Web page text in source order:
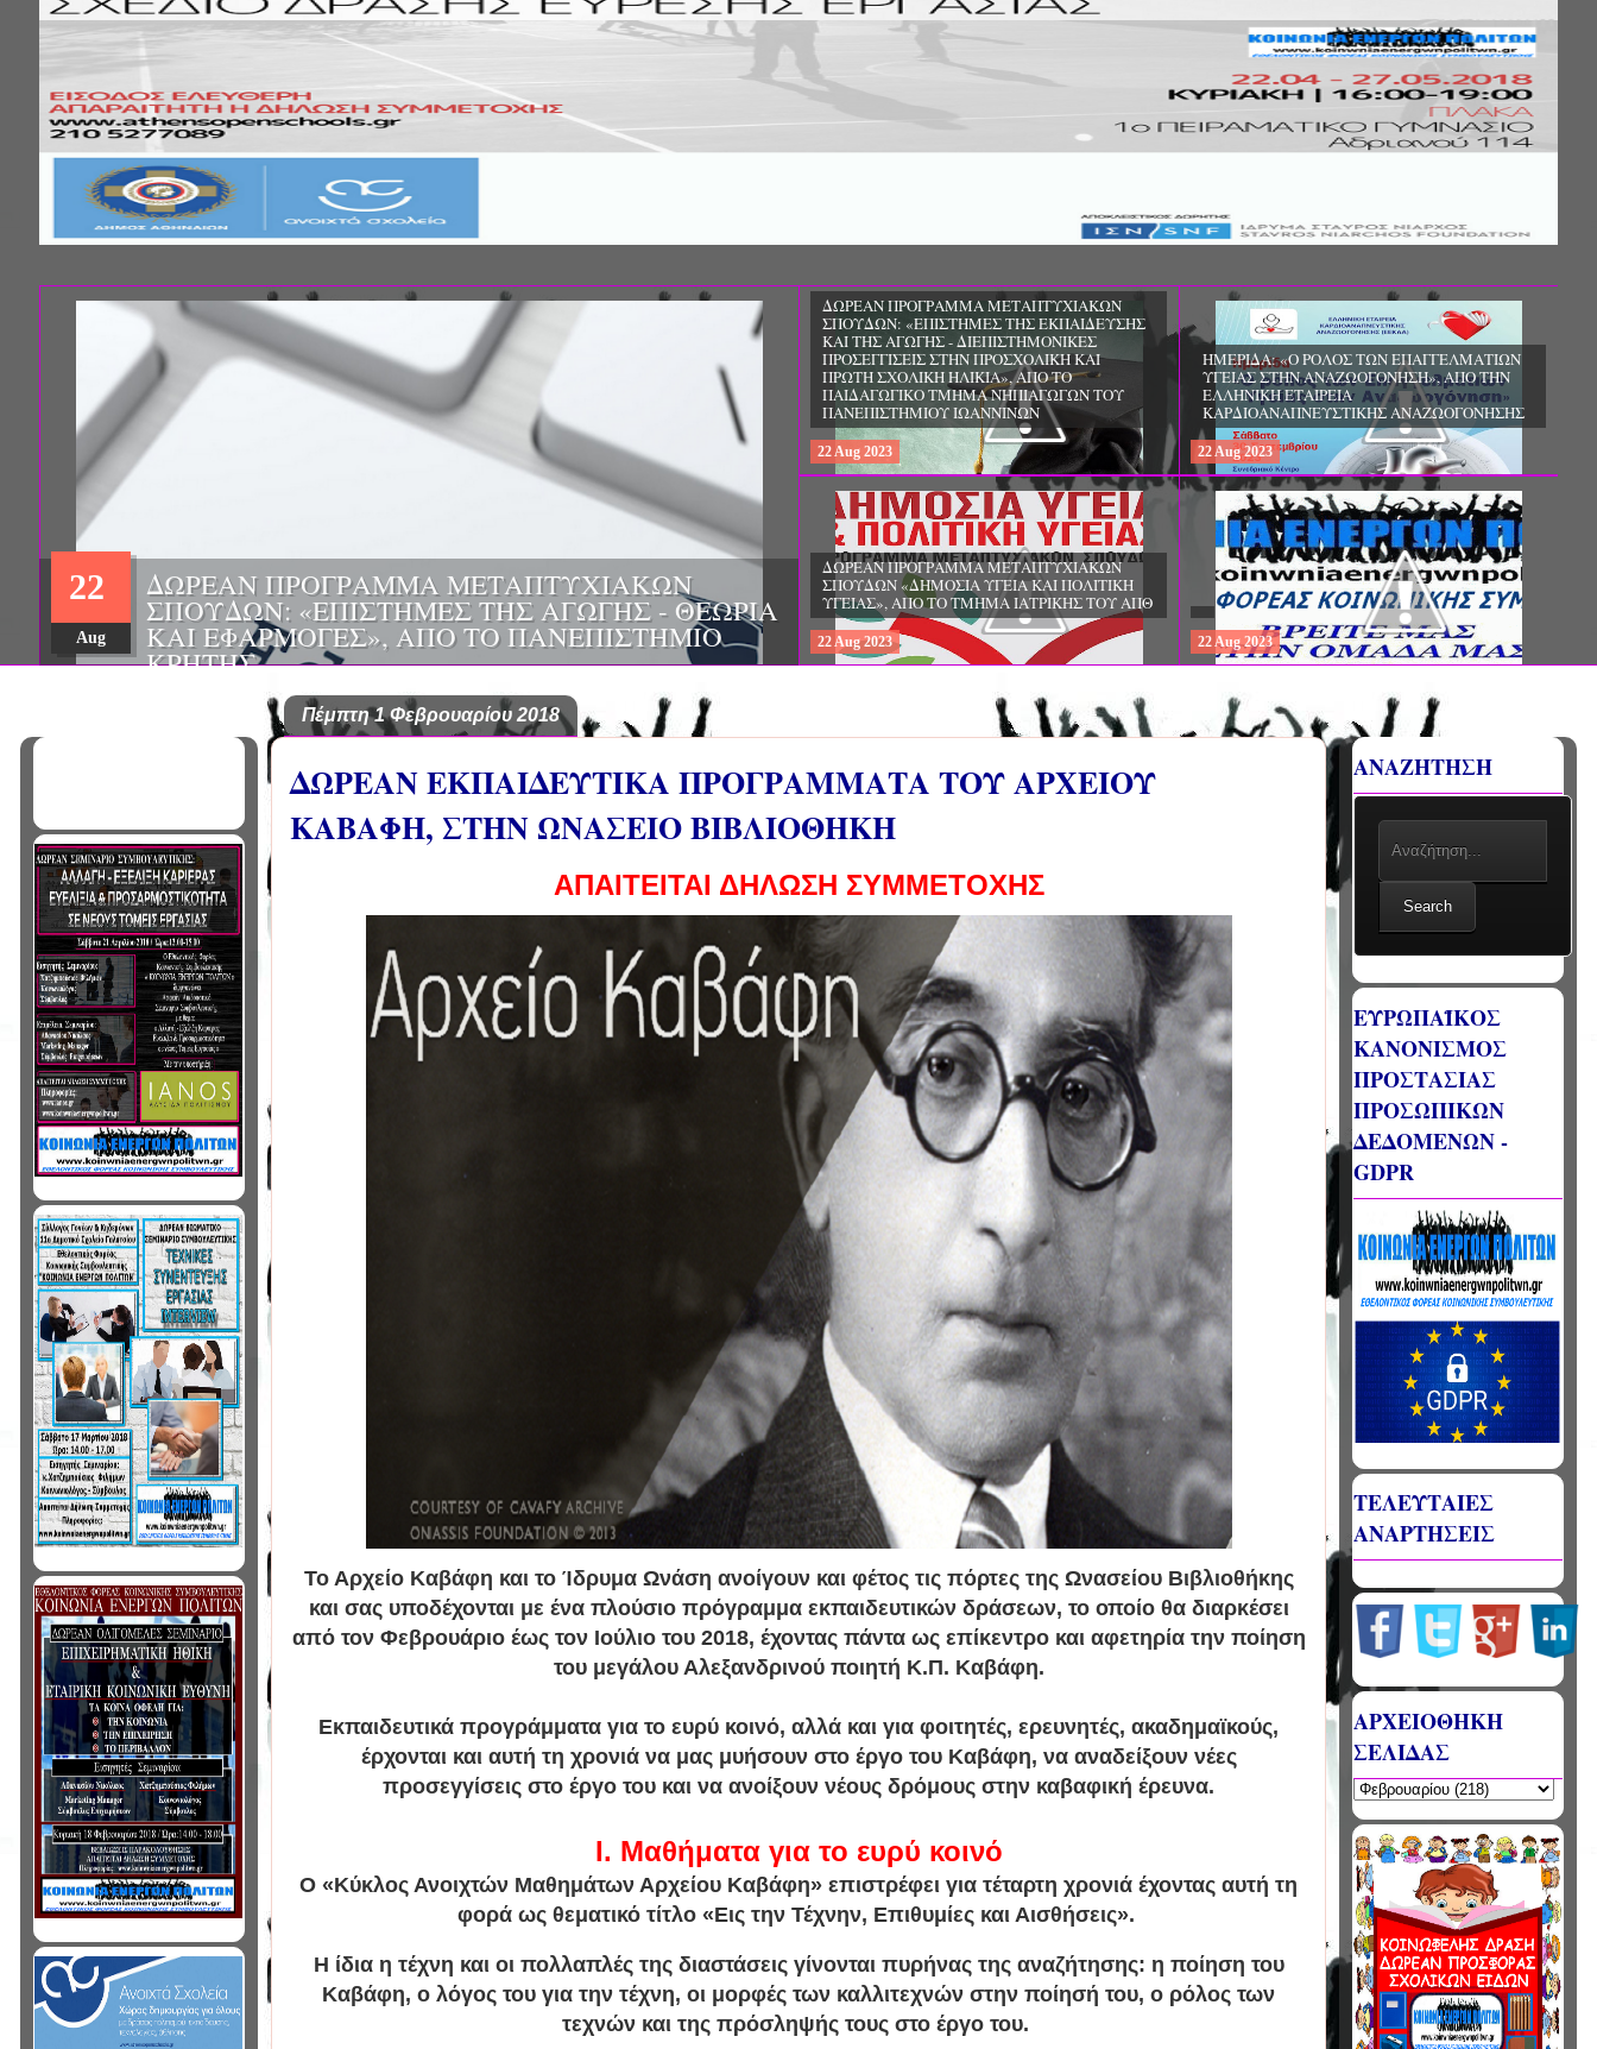
ΔΩΡΕΑΝ ΠΡΟΓΡΑΜΜΑ ΜΕΤΑΠΤΥΧΙΑΚΩΝ
ΣΠΟΥΔΩΝ: «ΕΠΙΣΤΗΜΕΣ ΤΗΣ ΑΓΩΓΗΣ - ΘΕΩΡΙΑ
ΚΑΙ ΕΦΑΡΜΟΓΕΣ», ΑΠΟ ΤΟ ΠΑΝΕΠΙΣΤΗΜΙΟ
ΚΡΗΤΗΣ
22
Aug
ΔΩΡΕΑΝ ΠΡΟΓΡΑΜΜΑ ΜΕΤΑΠΤΥΧΙΑΚΩΝ
ΣΠΟΥΔΩΝ: «ΕΠΙΣΤΗΜΕΣ ΤΗΣ ΕΚΠΑΙΔΕΥΣΗΣ
ΚΑΙ ΤΗΣ ΑΓΩΓΗΣ - ΔΙΕΠΙΣΤΗΜΟΝΙΚΕΣ
ΠΡΟΣΕΓΓΙΣΕΙΣ ΣΤΗΝ ΠΡΟΣΧΟΛΙΚΗ ΚΑΙ
ΠΡΩΤΗ ΣΧΟΛΙΚΗ ΗΛΙΚΙΑ», ΑΠΟ ΤΟ
ΠΑΙΔΑΓΩΓΙΚΟ ΤΜΗΜΑ ΝΗΠΙΑΓΩΓΩΝ ΤΟΥ
ΠΑΝΕΠΙΣΤΗΜΙΟΥ ΙΩΑΝΝΙΝΩΝ
22Aug 2023
ΗΜΕΡΙΔΑ: «Ο ΡΟΛΟΣ ΤΩΝ ΕΠΑΓΓΕΛΜΑΤΙΩΝ
ΥΓΕΙΑΣ ΣΤΗΝ ΑΝΑΖΩΟΓΟΝΗΣΗ», ΑΠΟ ΤΗΝ
ΕΛΛΗΝΙΚΗ ΕΤΑΙΡΕΙΑ
ΚΑΡΔΙΟΑΝΑΠΝΕΥΣΤΙΚΗΣ ΑΝΑΖΩΟΓΟΝΗΣΗΣ
22Aug 2023
ΔΩΡΕΑΝ ΠΡΟΓΡΑΜΜΑ ΜΕΤΑΠΤΥΧΙΑΚΩΝ
ΣΠΟΥΔΩΝ «ΔΗΜΟΣΙΑ ΥΓΕΙΑ ΚΑΙ ΠΟΛΙΤΙΚΗ
ΥΓΕΙΑΣ», ΑΠΟ ΤΟ ΤΜΗΜΑ ΙΑΤΡΙΚΗΣ ΤΟΥ ΑΠΘ
22Aug 2023 22Aug 2023
Πέμπτη 1 Φεβρουαρίου 2018
ΔΩΡΕΑΝ ΕΚΠΑΙΔΕΥΤΙΚΑ ΠΡΟΓΡΑΜΜΑΤΑ ΤΟΥ ΑΡΧΕΙΟΥ
ΚΑΒΑΦΗ, ΣΤΗΝ ΩΝΑΣΕΙΟ ΒΙΒΛΙΟΘΗΚΗ
ΑΠΑΙΤΕΙΤΑΙ ΔΗΛΩΣΗ ΣΥΜΜΕΤΟΧΗΣ
Το Αρχείο Καβάφη και το Ίδρυμα Ωνάση ανοίγουν και φέτος τις πόρτες της Ωνασείου Βιβλιοθήκης
και σας υποδέχονται με ένα πλούσιο πρόγραμμα εκπαιδευτικών δράσεων, το οποίο θα διαρκέσει
από τον Φεβρουάριο έως τον Ιούλιο του 2018, έχοντας πάντα ως επίκεντρο και αφετηρία την ποίηση
του μεγάλου Αλεξανδρινού ποιητή Κ.Π. Καβάφη.
Εκπαιδευτικά προγράμματα για το ευρύ κοινό, αλλά και για φοιτητές, ερευνητές, ακαδημαϊκούς,
έρχονται και αυτή τη χρονιά να μας μυήσουν στο έργο του Καβάφη, να αναδείξουν νέες
προσεγγίσεις στο έργο του και να ανοίξουν νέους δρόμους στην καβαφική έρευνα.
Ι. Μαθήματα για το ευρύ κοινό
Ο «Κύκλος Ανοιχτών Μαθημάτων Αρχείου Καβάφη» επιστρέφει για τέταρτη χρονιά έχοντας αυτή τη
φορά ως θεματικό τίτλο «Εις την Τέχνην, Επιθυμίες και Αισθήσεις».
Η ίδια η τέχνη και οι πολλαπλές της διαστάσεις γίνονται πυρήνας της αναζήτησης: η ποίηση του
Καβάφη, ο λόγος του για την τέχνη, οι μορφές των καλλιτεχνών στην ποίησή του, ο ρόλος των
τεχνών και της πρόσληψής τους στο έργο του.
ΑΝΑΖΗΤΗΣΗ
Search
ΕΥΡΩΠΑΪΚΟΣ
ΚΑΝΟΝΙΣΜΟΣ
ΠΡΟΣΤΑΣΙΑΣ
ΠΡΟΣΩΠΙΚΩΝ
ΔΕΔΟΜΕΝΩΝ -
GDPR
ΤΕΛΕΥΤΑΙΕΣ
ΑΝΑΡΤΗΣΕΙΣ
ΑΡΧΕΙΟΘΗΚΗ
ΣΕΛΙΔΑΣ